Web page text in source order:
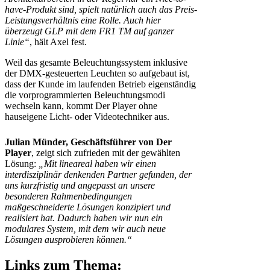
have-Produkt sind, spielt natürlich auch das Preis-
Leistungsverhältnis eine Rolle. Auch hier
überzeugt GLP mit dem FR1 TM auf ganzer
Linie“, hält Axel fest.
Weil das gesamte Beleuchtungssystem inklusive
der DMX-gesteuerten Leuchten so aufgebaut ist,
dass der Kunde im laufenden Betrieb eigenständig
die vorprogrammierten Beleuchtungsmodi
wechseln kann, kommt Der Player ohne
hauseigene Licht- oder Videotechniker aus.
Julian Münder, Geschäftsführer von Der
Player, zeigt sich zufrieden mit der gewählten
Lösung:
„Mit lineareal haben wir einen
interdisziplinär denkenden Partner gefunden, der
uns kurzfristig und angepasst an unsere
besonderen Rahmenbedingungen
maßgeschneiderte Lösungen konzipiert und
realisiert hat. Dadurch haben wir nun ein
modulares System, mit dem wir auch neue
Lösungen ausprobieren können.“
Links zum Thema: